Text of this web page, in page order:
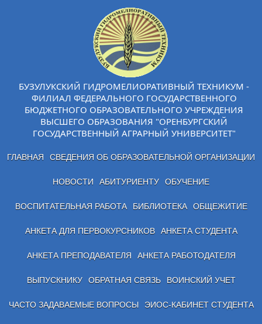
БУЗУЛУКСКИЙ ГИДРОМЕЛИОРАТИВНЫЙ ТЕХНИКУМ -
ФИЛИАЛ ФЕДЕРАЛЬНОГО ГОСУДАРСТВЕННОГО
БЮДЖЕТНОГО ОБРАЗОВАТЕЛЬНОГО УЧРЕЖДЕНИЯ
ВЫСШЕГО ОБРАЗОВАНИЯ "ОРЕНБУРГСКИЙ
ГОСУДАРСТВЕННЫЙ АГРАРНЫЙ УНИВЕРСИТЕТ"
ГЛАВНАЯ СВЕДЕНИЯ ОБ ОБРАЗОВАТЕЛЬНОЙ ОРГАНИЗАЦИИ
НОВОСТИ АБИТУРИЕНТУ ОБУЧЕНИЕ
ВОСПИТАТЕЛЬНАЯ РАБОТА БИБЛИОТЕКА ОБЩЕЖИТИЕ
АНКЕТА ДЛЯ ПЕРВОКУРСНИКОВ АНКЕТА СТУДЕНТА
АНКЕТА ПРЕПОДАВАТЕЛЯ АНКЕТА РАБОТОДАТЕЛЯ
ВЫПУСКНИКУ ОБРАТНАЯ СВЯЗЬ ВОИНСКИЙ УЧЕТ
ЧАСТО ЗАДАВАЕМЫЕ ВОПРОСЫ ЭИОС-КАБИНЕТ СТУДЕНТА